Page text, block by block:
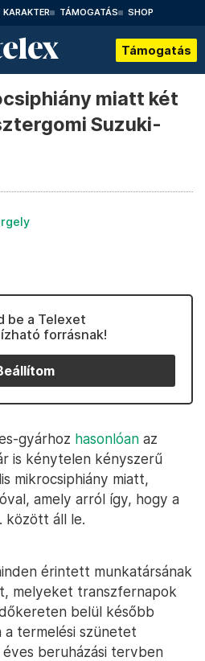
KARAKTER TÁMOGATÁS SHOP
Támogatás
miatt két
Suzuki-
be a Telexet
forrásnak!
gyárhoz hasonlóan az
is kénytelen kényszerű
mikrocsiphiány miatt,
amely arról így, hogy a
között áll le.
érintett munkatársának
melyeket transzfernapok
belül később
a termelési szünetet
beruházási tervben